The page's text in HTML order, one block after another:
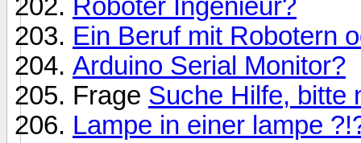
Roboter Ingenieur?
Ein Beruf mit Robotern
Arduino Serial Monitor?
Frage Suche Hilfe, bitte
Lampe in einer lampe